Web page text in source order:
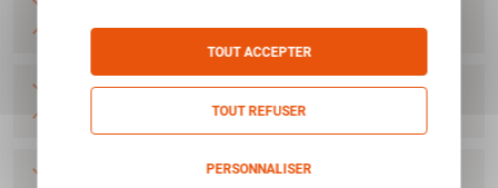
MONTAGE AMOVIBLE BAS 25.4MM SAKO
JEU DE COLLIER BRONZE OPTILOCK QR
MONTAGE AMOVIBLE HAUT 25.4MM
JEU DE COLLIER BRONZE OPTILOCK QR
TOUT ACCEPTER
TOUT REFUSER
PERSONNALISER